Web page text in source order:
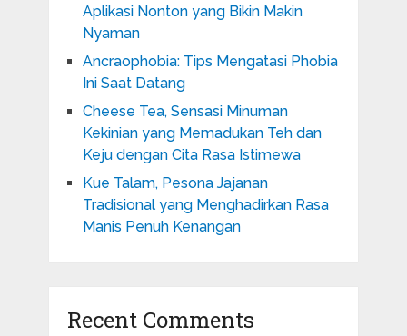
Aplikasi Nonton yang Bikin Makin
Nyaman
Ancraophobia: Tips Mengatasi Phobia
Ini Saat Datang
Cheese Tea, Sensasi Minuman
Kekinian yang Memadukan Teh dan
Keju dengan Cita Rasa Istimewa
Kue Talam, Pesona Jajanan
Tradisional yang Menghadirkan Rasa
Manis Penuh Kenangan
Recent Comments